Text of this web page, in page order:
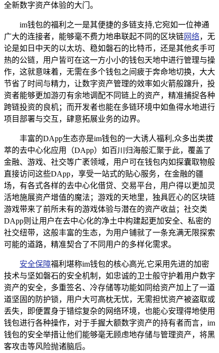
全新数字资产体验的大门。
im钱包的福利之一是其便捷的多链支持,它宛如一位神通
广大的连接者，能够毫不费力地串联起不同的区块链网络，无
论是如日中天的以太坊、稳如磐石的比特币，还是其他炙手可
热的公链，用户皆可在这一方小小的钱包天地中进行管理与操
作，这就意味着，无需在多个钱包之间疲于奔命地切换，大大
节省了时间与精力，让数字资产管理的效率如火箭般蹿升，投
资者能够更加游刃有余地调配不同链上的资产，精准捕捉各种
跨链投资的良机；而开发者也能在多链环境中如鱼得水地进行
项目部署与交互，肆意拓展业务的边界。
丰富的DApp生态亦是im钱包的一大诱人福利,众多出类拔
萃的去中心化应用（DApp）如百川归海般汇聚于此，覆盖了
金融、游戏、社交等广袤领域，用户可在钱包内如探囊取物般
直接访问这些DApp，享受一站式的贴心服务，在金融的疆
场，有各式各样的去中心化借贷、交易平台，用户得以更加灵
活地施展资产增值的魔法；游戏的天地里，独具匠心的区块链
游戏带来了前所未有的游戏体验与潜在的资产收益；社交类
DApp则让用户在去中心化的净土中构建起更加安全、私密的
社交纽带，这般丰富的生态，为用户铺就了一条充满无限探索
可能的道路，精准契合了不同用户的多样化需求。
安全保障福利堪称im钱包的核心高光,它采用先进的加密
技术与坚如磐石的安全机制，如忠诚的卫士般守护着用户数字
资产的安全，多重签名、冷存储等功能如同给资产加上了一道
道坚固的防护锁，用户大可高枕无忧，无需担忧资产被盗取或
丢失，即便置身于错综复杂的网络环境，也能心安理得地使用
钱包进行各种操作，对于手握大额数字资产的持有者而言，im
钱包的安全举措让他们能够毫无顾虑地存储与管理资产，将黑
客攻击等风险抛诸脑后。